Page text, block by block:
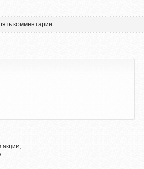
комментарии.
акции,